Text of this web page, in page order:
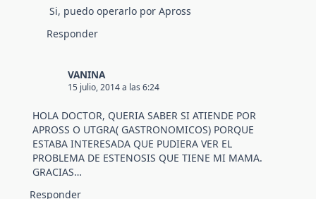
Si, puedo operarlo por Apross
Responder
VANINA
15 julio, 2014 a las 6:24
HOLA DOCTOR, QUERIA SABER SI ATIENDE POR
APROSS O UTGRA( GASTRONOMICOS) PORQUE
ESTABA INTERESADA QUE PUDIERA VER EL
PROBLEMA DE ESTENOSIS QUE TIENE MI MAMA.
GRACIAS…
Responder